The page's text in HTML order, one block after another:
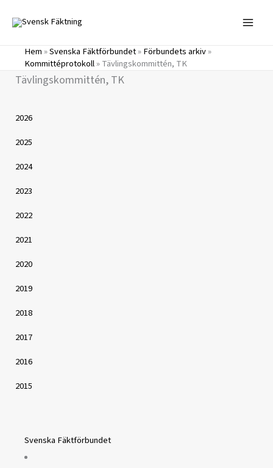
innehåll
Hem»Svenska Fäktförbundet»Förbundets arkiv»
Kommittéprotokoll»Tävlingskommittén, TK
Tävlingskommittén, TK
2026
2025
2024
2023
2022
2021
2020
2019
2018
2017
2016
2015
Svenska Fäktförbundet